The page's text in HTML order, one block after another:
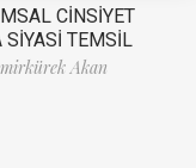
CİNSİYET
SİYASİ TEMSİL
Akan